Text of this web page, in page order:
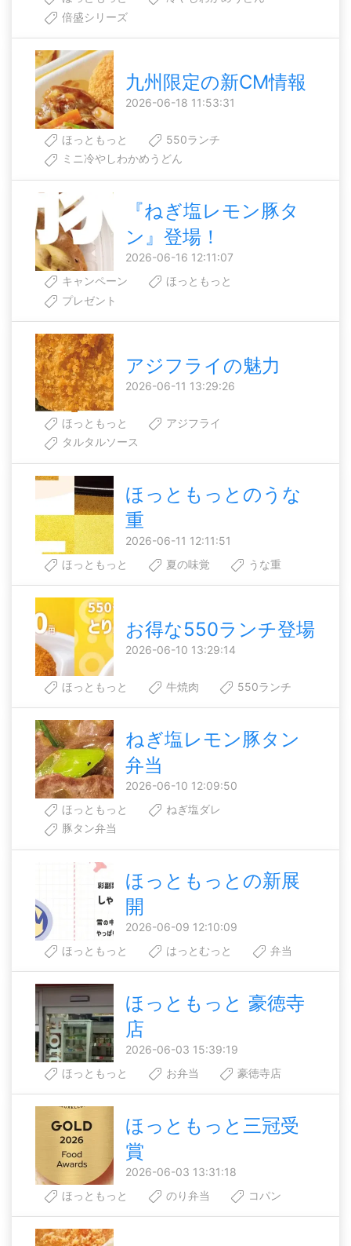
倍盛シリーズ
九州限定の新CM情報
2026-06-18 11:53:31
ほっともっと
550ランチ
ミニ冷やしわかめうどん
『ねぎ塩レモン豚タ
ン』登場！
2026-06-16 12:11:07
キャンペーン
ほっともっと
プレゼント
アジフライの魅力
2026-06-11 13:29:26
ほっともっと
アジフライ
タルタルソース
ほっともっとのうな
重
2026-06-11 12:11:51
ほっともっと
夏の味覚 うな重
お得な550ランチ登場
2026-06-10 13:29:14
ほっともっと 牛焼肉 550ランチ
ねぎ塩レモン豚タン
弁当
2026-06-10 12:09:50
ほっともっと
ねぎ塩ダレ
豚タン弁当
ほっともっとの新展
開
2026-06-09 12:10:09
ほっともっと
はっとむっと 弁当
ほっともっと 豪徳寺
店
2026-06-03 15:39:19
ほっともっと
お弁当 豪徳寺店
ほっともっと三冠受
賞
2026-06-03 13:31:18
ほっともっと
のり弁当 コパン